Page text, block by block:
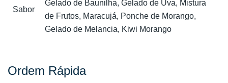
Sabor
Gelado de Baunilha, Gelado de Uva, Mistura
de Frutos, Maracujá, Ponche de Morango,
Gelado de Melancia, Kiwi Morango
Ordem Rápida